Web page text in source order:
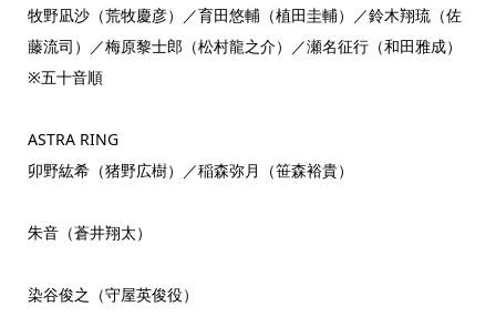
牧野凪沙（荒牧慶彦）／育田悠輔（植田圭輔）／鈴木翔琉（佐
藤流司）／梅原黎士郎（松村龍之介）／瀬名征行（和田雅成）
※五十音順
ASTRA RING
卯野紘希（猪野広樹）／稲森弥月（笹森裕貴）
朱音（蒼井翔太）
染谷俊之（守屋英俊役）